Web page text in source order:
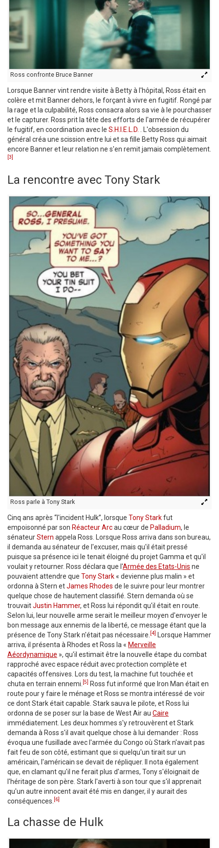
Ross confronte Bruce Banner
Lorsque Banner vint rendre visite à Betty à l'hôpital, Ross était en
colère et mit Banner dehors, le forçant à vivre en fugitif. Rongé par
la rage et la culpabilité, Ross consacra alors sa vie à le pourchasser
et le capturer. Ross prit la tête des efforts de l'armée de récupérer
le fugitif, en coordination avec le S.H.I.E.L.D.
. L'obsession du
général créa une scission entre lui et sa fille Betty Ross qui aimait
encore Banner et leur relation ne s'en remit jamais complètement.
[3]
La rencontre avec Tony Stark
Ross parle à Tony Stark
Cinq ans après “l'incident Hulk”, lorsque Tony Starkfut
empoisonné par son Réacteur Arcau cœur de Palladium, le
sénateurStern appela Ross. Lorsque Ross arriva dans son bureau,
il demanda au sénateur de l'excuser, mais qu'il était pressé
puisque sa présence ici le tenait éloigné du projet Gamma et qu'il
voulait y retourner. Ross déclara que l'Armée des Etats-Unis ne
pouvaient attendre que Tony Stark« devienne plus malin » et
ordonna à Stern etJames Rhodes de le suivre pour leur montrer
quelque chose de hautement classifié. Stern demanda où se
trouvaitJustin Hammer, et Ross lui répondit qu'il était en route.
Selon lui, leur nouvelle arme serait le meilleur moyen d'envoyer le
bon message aux ennemis de la liberté, ce message étant que la
présence de Tony Stark n'était pas nécessaire. [4]
Lorsque Hammer
arriva, il présenta à Rhodes et Ross la « Merveille
Aéordynamique », qu'il estimait être la nouvelle étape du combat
rapproché avec espace réduit avec protection complète et
capacités offensives. Lors du test, la machine fut touchée et
chuta en terrain ennemi. [5]
Ross fut informé que Iron Man était en
route pour y faire le ménage et Ross se montra intéressé de voir
ce dont Stark était capable. Stark sauva le pilote, et Ross lui
ordonna de se poser sur la base de West Air au Caire
immédiatement. Les deux hommes s'y retrouvèrent et Stark
demanda à Ross s'il avait quelque chose à lui demander : Ross
évoqua une fusillade avec l'armée du Congo où Stark n'avait pas
fait feu de son côté, estimant que si quelqu'un tirait sur un
américain, l'américain se devait de répliquer. Il nota également
que, en clamant qu'il ne ferait plus d'armes, Tony s'éloignait de
l'héritage de son père. Stark l'averti à son tour que s'il apprenait
qu'un autre innocent avait été mis en danger, il y aurait des
conséquences. [6]
La chasse de Hulk